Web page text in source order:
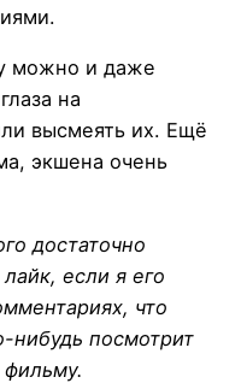
можно и даже
на
высмеять их. Ещё
экшена очень
достаточно
если я его
что
посмотрит